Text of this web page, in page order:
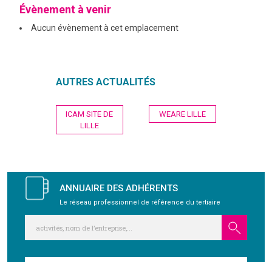
PUBLICATIONS
Évènement à venir
Aucun évènement à cet emplacement
AUTRES ACTUALITÉS
Navigation
l’article
ICAM SITE DE
LILLE
WEARE LILLE
ANNUAIRE DES ADHÉRENTS
Le réseau professionnel de référence du tertiaire